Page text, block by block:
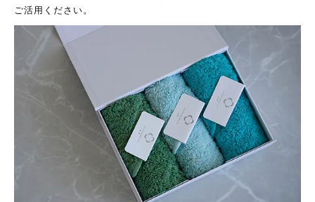
ご活用ください。